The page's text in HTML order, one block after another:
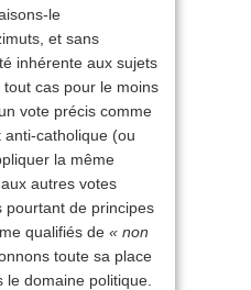
le
et sans
inhérente aux sujets
cas pour le moins
vote précis comme
catholique (ou
la même
autres votes
pourtant de principes
qualifiés de « non
toute sa place
domaine politique.